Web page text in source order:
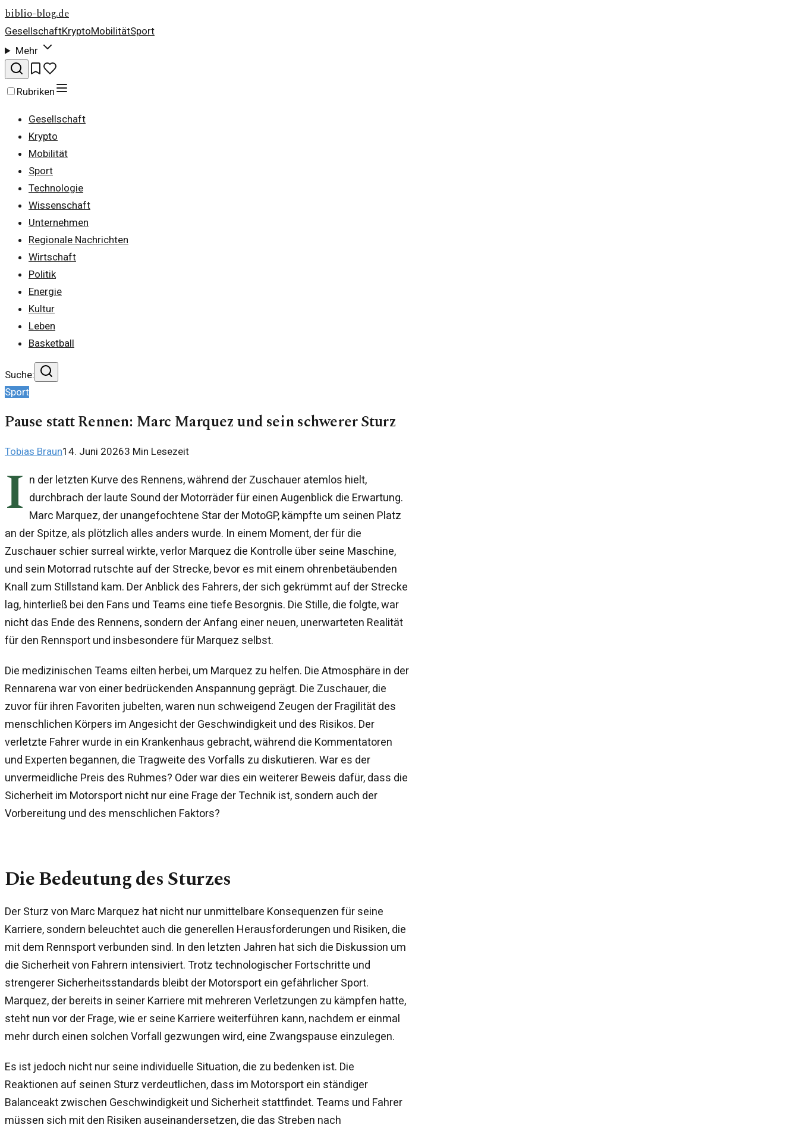
biblio-blog.de
GesellschaftKryptoMobilitätSport
Mehr
Rubriken
Gesellschaft
Krypto
Mobilität
Sport
Technologie
Wissenschaft
Unternehmen
Regionale Nachrichten
Wirtschaft
Politik
Energie
Kultur
Leben
Basketball
Suche:
Sport
Pause statt Rennen: Marc Marquez und sein schwerer Sturz
Tobias Braun14. Juni 20263 Min Lesezeit
I n der letzten Kurve des Rennens, während der Zuschauer atemlos hielt,
durchbrach der laute Sound der Motorräder für einen Augenblick die Erwartung.
Marc Marquez, der unangefochtene Star der MotoGP, kämpfte um seinen Platz
an der Spitze, als plötzlich alles anders wurde. In einem Moment, der für die
Zuschauer schier surreal wirkte, verlor Marquez die Kontrolle über seine Maschine,
und sein Motorrad rutschte auf der Strecke, bevor es mit einem ohrenbetäubenden
Knall zum Stillstand kam. Der Anblick des Fahrers, der sich gekrümmt auf der Strecke
lag, hinterließ bei den Fans und Teams eine tiefe Besorgnis. Die Stille, die folgte, war
nicht das Ende des Rennens, sondern der Anfang einer neuen, unerwarteten Realität
für den Rennsport und insbesondere für Marquez selbst.
Die medizinischen Teams eilten herbei, um Marquez zu helfen. Die Atmosphäre in der
Rennarena war von einer bedrückenden Anspannung geprägt. Die Zuschauer, die
zuvor für ihren Favoriten jubelten, waren nun schweigend Zeugen der Fragilität des
menschlichen Körpers im Angesicht der Geschwindigkeit und des Risikos. Der
verletzte Fahrer wurde in ein Krankenhaus gebracht, während die Kommentatoren
und Experten begannen, die Tragweite des Vorfalls zu diskutieren. War es der
unvermeidliche Preis des Ruhmes? Oder war dies ein weiterer Beweis dafür, dass die
Sicherheit im Motorsport nicht nur eine Frage der Technik ist, sondern auch der
Vorbereitung und des menschlichen Faktors?
Die Bedeutung des Sturzes
Der Sturz von Marc Marquez hat nicht nur unmittelbare Konsequenzen für seine
Karriere, sondern beleuchtet auch die generellen Herausforderungen und Risiken, die
mit dem Rennsport verbunden sind. In den letzten Jahren hat sich die Diskussion um
die Sicherheit von Fahrern intensiviert. Trotz technologischer Fortschritte und
strengerer Sicherheitsstandards bleibt der Motorsport ein gefährlicher Sport.
Marquez, der bereits in seiner Karriere mit mehreren Verletzungen zu kämpfen hatte,
steht nun vor der Frage, wie er seine Karriere weiterführen kann, nachdem er einmal
mehr durch einen solchen Vorfall gezwungen wird, eine Zwangspause einzulegen.
Es ist jedoch nicht nur seine individuelle Situation, die zu bedenken ist. Die
Reaktionen auf seinen Sturz verdeutlichen, dass im Motorsport ein ständiger
Balanceakt zwischen Geschwindigkeit und Sicherheit stattfindet. Teams und Fahrer
müssen sich mit den Risiken auseinandersetzen, die das Streben nach